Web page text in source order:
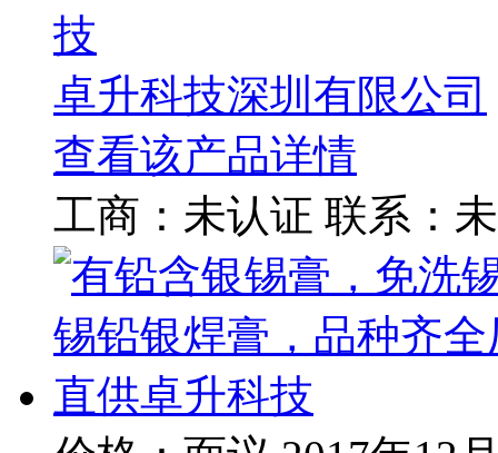
技
卓升科技深圳有限公司
查看该产品详情
工商： 未认证 联系：